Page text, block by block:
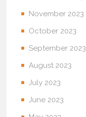
November 2023
October 2023
September 2023
August 2023
July 2023
June 2023